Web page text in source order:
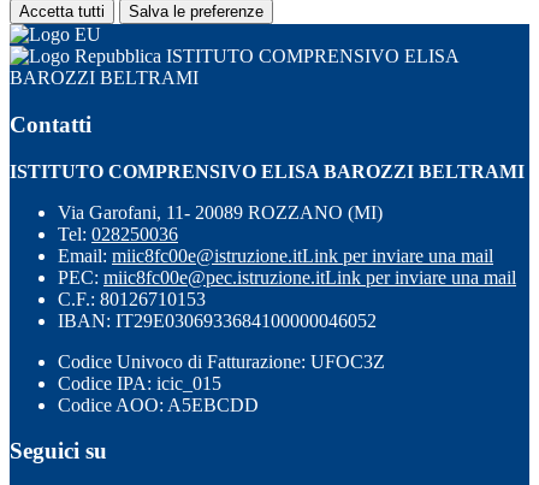
Accetta tutti Salva le preferenze
ISTITUTO COMPRENSIVO ELISA
BAROZZI BELTRAMI
Contatti
ISTITUTO COMPRENSIVO ELISA BAROZZI BELTRAMI
Via Garofani, 11- 20089 ROZZANO (MI)
Tel: 028250036
Email: miic8fc00e@istruzione.itLink per inviare una mail
PEC: miic8fc00e@pec.istruzione.itLink per inviare una mail
C.F.: 80126710153
IBAN: IT29E0306933684100000046052
Codice Univoco di Fatturazione: UFOC3Z
Codice IPA: icic_015
Codice AOO: A5EBCDD
Seguici su